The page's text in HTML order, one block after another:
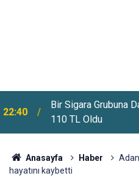
Bir Sigara Grubuna
110 TL Oldu
22:12
Meteoroloji Uyardı:
Ve Sağanak Yağış
Anasayfa Haber
hayatını kaybetti